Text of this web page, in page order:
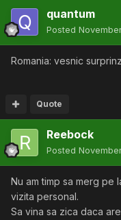
quantum
Posted
Romania: vesnic
Quote
Reebock
Posted
Nu am timp sa merg pe
vizita personal.
Sa vina sa zica daca